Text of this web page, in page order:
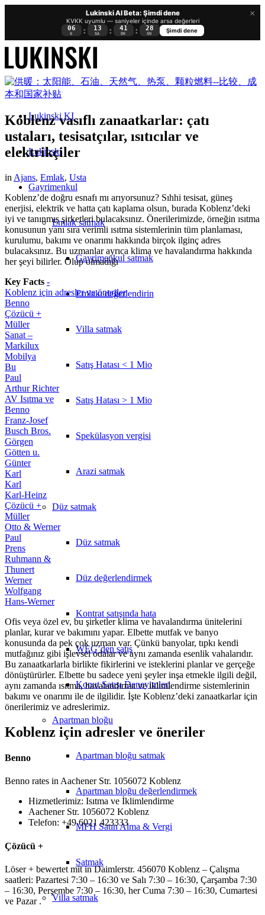
×
Lukinski AI Beta: Şimdi dene
KVKK uyumlu — saniyeler içinde arsa değerleri
06
G : 13
SA : 41
DK : 27
SN
Şimdi dene
Lukinski KI
Lukinski
Gayrimenkul
Emlak satmak
Gayrimenkul satmak
Emlakı değerlendirin
Villa satmak
Satış Hatası < 1 Mio
Satış Hatası > 1 Mio
Spekülasyon vergisi
Arazi satmak
Düz satmak
Düz satmak
Düz değerlendirmek
Kontrat satışında hata
WEG’den satış
Konut Satışı Deneyimleri
Apartman bloğu
Apartman bloğu satmak
Apartman bloğu değerlendirmek
MFH Satın Alma & Vergi
Satmak
Villa satmak
Koblenz vasıflı zanaatkarlar: çatı
ustaları, tesisatçılar, ısıtıcılar ve
elektrikçiler
in Ajans, Emlak, Usta
Koblenz’de doğru esnafı mı arıyorsunuz? Sıhhi tesisat, güneş
enerjisi, elektrik ve hatta çatı kaplama olsun, burada Koblenz’deki
iyi ve tanınmış şirketleri bulacaksınız. Önerilerimizde, örneğin ısıtma
konusunun yanı sıra verimli ısıtma sistemlerinin tüm planlaması,
kurulumu, bakımı ve onarımı hakkında birçok ilginç adres
bulacaksınız. Bu uzmanlar ayrıca klima ve havalandırma hakkında
her şeyi bilirler. Olup olmadığı
Key Facts -
Koblenz için adresler ve öneriler
Benno
Çözücü +
Müller
Sanat –
Markilux
Mobilya
Bu
Paul
Arthur Richter
AV Isıtma ve
Benno
Franz-Josef
Busch Bros.
Görgen
Götten u.
Günter
Karl
Karl
Karl-Heinz
Çözücü +
Müller
Otto & Werner
Paul
Prens
Ruhmann &
Thunert
Werner
Wolfgang
Hans-Werner
Ofis veya özel ev, bu şirketler klima ve havalandırma ünitelerini
planlar, kurar ve bakımını yapar. Elbette mutfak ve banyo
konusunda da pek çok uzman var. Çünkü banyolar, tıpkı kendi
mutfağınız gibi işlevsel odalar ve aynı zamanda esenlik vahalarıdır.
Bu zanaatkarlarla birlikte fikirlerini ve isteklerini planlar ve gerçeğe
dönüştürürler. Elbette bu sadece yeni şeyler inşa etmekle ilgili değil,
aynı zamanda ısıtma, havalandırma ve iklimlendirme sistemlerinin
bakımı ve onarımı ile de ilgilidir. İşte Koblenz’deki zanaatkarlar için
önerilerimiz ve adreslerimiz.
Koblenz için adresler ve öneriler
Benno
Benno rates in Aachener Str. 1056072 Koblenz
Hizmetlerimiz: Isıtma ve İklimlendirme
Aachener Str. 1056072 Koblenz
Telefon: +49 6021 423333
Çözücü +
Löser + bewertet mit in Daimlerstr. 456070 Koblenz – Çalışma
saatleri: Pazartesi 7:30 – 16:30 ve Salı 7:30 – 16:30, Çarşamba 7:30
– 16:30, Perşembe 7:30 – 16:30, her Cuma 7:30 – 16:30, Cumartesi
ve Pazar .